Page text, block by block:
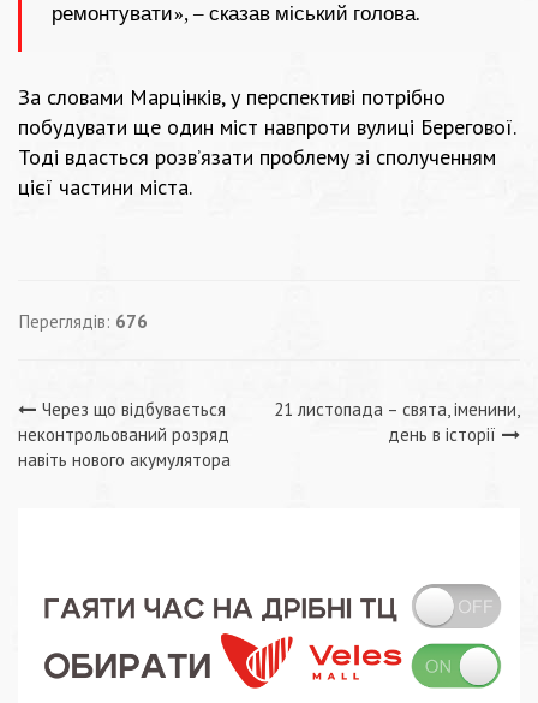
ремонтувати», – сказав міський голова.
За словами Марцінків, у перспективі потрібно
побудувати ще один міст навпроти вулиці Берегової.
Тоді вдасться розв’язати проблему зі сполученням
цієї частини міста.
Переглядів: 676
Навігація
записів
Через що відбувається
неконтрольований розряд
навіть нового акумулятора
21 листопада – свята, іменини,
день в історії